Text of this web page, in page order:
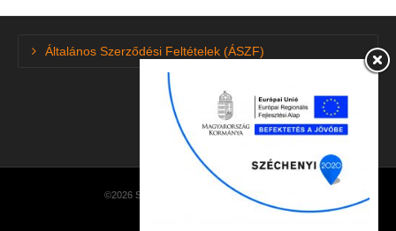
húzó
M+S
Általános Szerződési Feltételek (ÁSZF)
©2026 SzuperGumi · made byNetEasySoft